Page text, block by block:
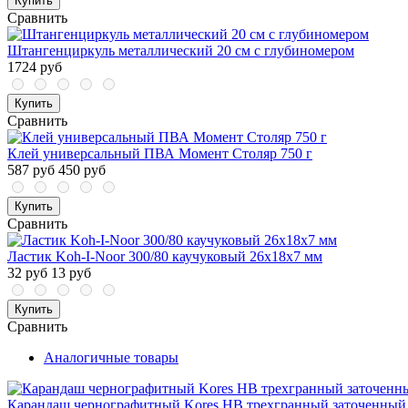
Сравнить
Штангенциркуль металлический 20 см с глубиномером
1724 руб
Купить
Сравнить
Клей универсальный ПВА Момент Столяр 750 г
587 руб 450 руб
Купить
Сравнить
Ластик Koh-I-Noor 300/80 каучуковый 26x18x7 мм
32 руб 13 руб
Купить
Сравнить
Аналогичные товары
Карандаш чернографитный Kores HB трехгранный заточенный